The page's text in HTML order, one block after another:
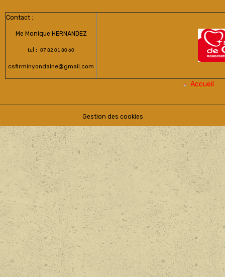
Contact :
Me Monique HERNANDEZ
tel : 07 82 01 80 60
csfirminyondaine@gmail.com
Accueil
Gestion des cookies